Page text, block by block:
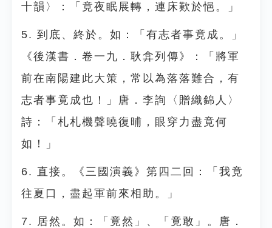
十韻〉：「竟夜眠展轉，連床歎於悒。」
5. 到底、終於。如：「有志者事竟成。」
《後漢書．卷一九．耿弇列傳》：「將軍
前在南陽建此大策，常以為落落難合，有
志者事竟成也！」唐．李詢〈贈織錦人〉
詩：「札札機聲曉復晡，眼穿力盡竟何
如！」
6. 直接。《三國演義》第四二回：「我竟
往夏口，盡起軍前來相助。」
7. 居然。如：「竟然」、「竟敢」。唐．